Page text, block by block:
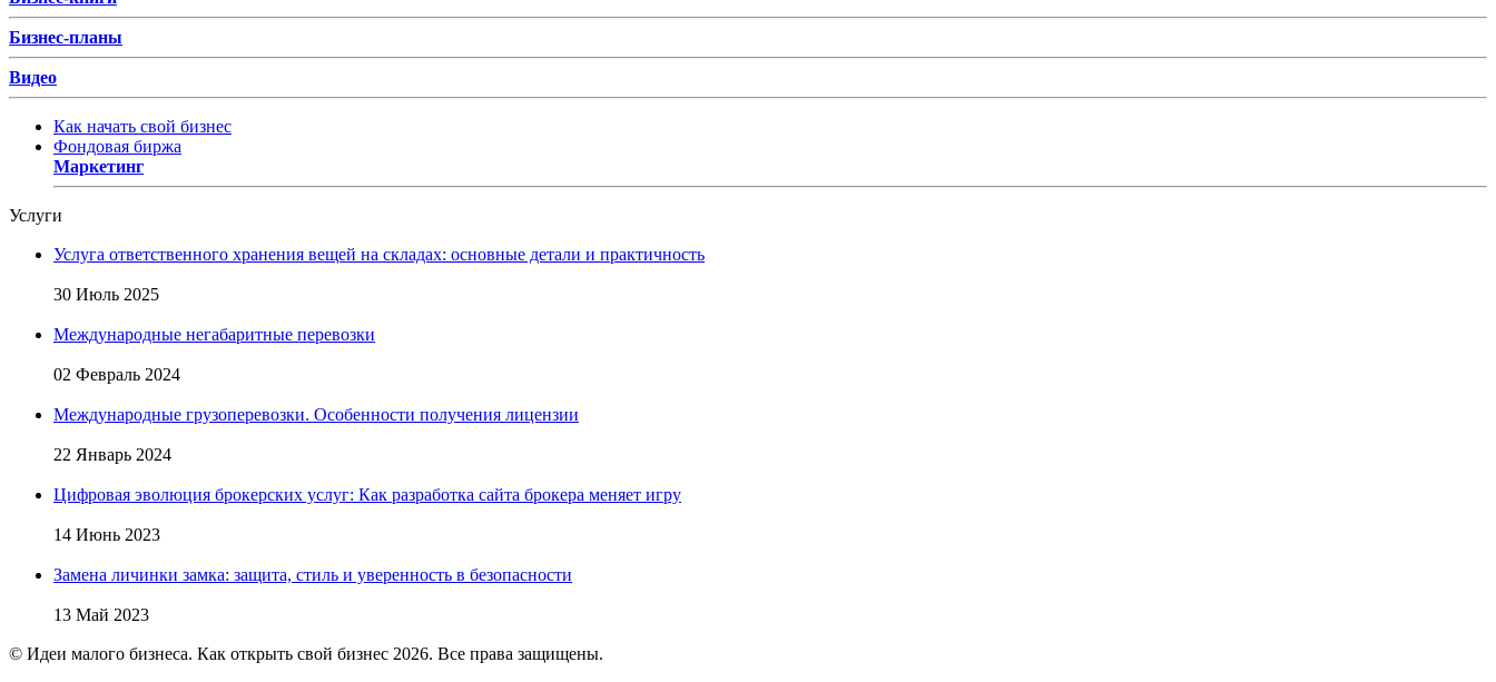
Бизнес-планы
Видео
Как начать свой бизнес
Фондовая биржа
Маркетинг
Услуги
Услуга ответственного хранения вещей на складах: основные детали и практичность
30 Июль 2025
Международные негабаритные перевозки
02 Февраль 2024
Международные грузоперевозки. Особенности получения лицензии
22 Январь 2024
Цифровая эволюция брокерских услуг: Как разработка сайта брокера меняет игру
14 Июнь 2023
Замена личинки замка: защита, стиль и уверенность в безопасности
13 Май 2023
© Идеи малого бизнеса. Как открыть свой бизнес 2026. Все права защищены.